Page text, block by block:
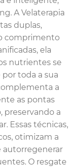
A Velaterapia
duplas,
comprimento
ela
nutrientes se
toda a sua
a
as pontas
preservando a
Essas técnicas,
otimizam a
autorregenerar
O resgate